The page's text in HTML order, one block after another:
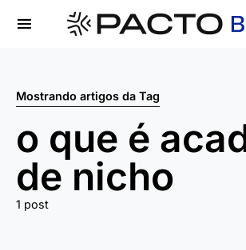
Mostrando artigos da Tag
o que é
de nicho
1 post